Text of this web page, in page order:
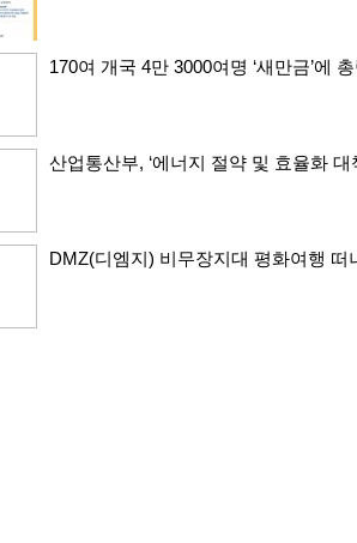
170여 개국 4만 3000여명 ‘새만금’에
산업통산부, ‘에너지 절약 및 효율화 대